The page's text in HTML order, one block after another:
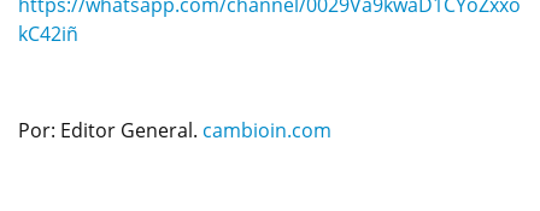
kC42iñ
Por: Editor General. cambioin.com